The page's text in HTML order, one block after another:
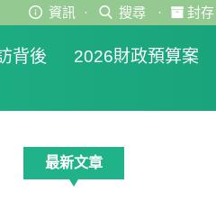
資訊 · 搜尋 · 封存
背後 2026財政預算案
最新文章